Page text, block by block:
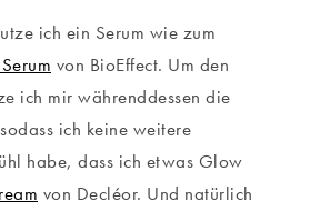
ich ein Serum wie zum
von BioEffect. Um den
ich mir währenddessen die
ich keine weitere
habe, dass ich etwas Glow
von Decléor. Und natürlich